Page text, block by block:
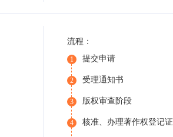
流程：
1 提交申请
2 受理通知书
3 版权审查阶段
4 核准、办理著作权登记证